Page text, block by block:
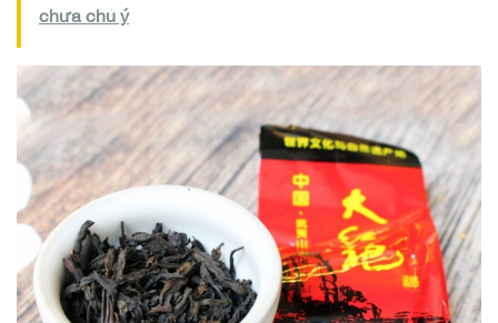
chưa chú ý